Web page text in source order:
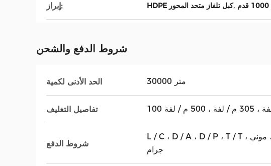
إبراز: HDPE كبل تلفاز متحد المحور,
شروط الدفع والشحن
الحد الأدنى لكمية 30000 متر
تفاصيل التغليف
شروط الدفع
L / C ، D / A ، D / P ، T / T ، ويسترن يونيون ، موني
جرام